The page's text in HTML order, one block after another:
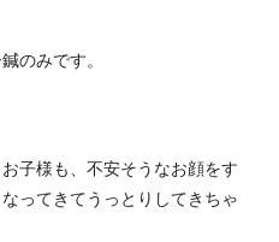
のみです。
子様も、不安そうなお顔をす
ってきてうっとりしてきちゃ